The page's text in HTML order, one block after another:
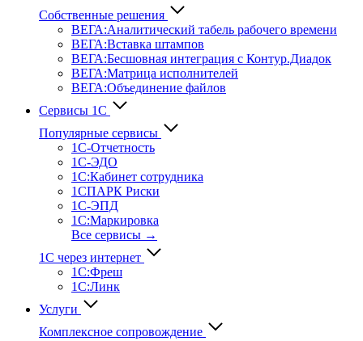
Собственные решения
ВЕГА:Аналитичес­кий табель рабочего времени
ВЕГА:Вставка штампов
ВЕГА:Бесшовная интеграция с Контур.Диадок
ВЕГА:Матрица исполнителей
ВЕГА:Объединение файлов
Сервисы 1С
Популярные сервисы
1С-Отчет­ность
1С-ЭДО
1С:Кабинет сотрудника
1СПАРК Риски
1С-ЭПД
1С:Маркировка
Все сервисы →
1С через интернет
1С:Фреш
1С:Линк
Услуги
Комплексное сопровождение